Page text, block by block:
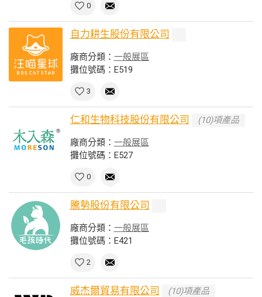
0
自力耕生股份有限公司
廠商分類： 一般展區
攤位號碼：E519
3
仁和生物科技股份有限公司 (10)項產品
廠商分類： 一般展區
攤位號碼：E527
0
騰勢股份有限公司
廠商分類： 一般展區
攤位號碼：E421
2
威杰爾貿易有限公司 (10)項產品